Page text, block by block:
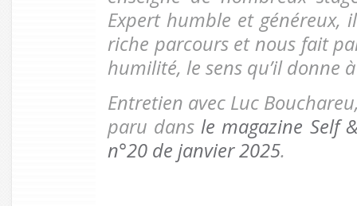
Expert humble et généreux,
riche parcours et nous fait
humilité, le sens qu’il donne
Entretien avec Luc
paru dansle magazine Self
n°20 de janvier 2025.